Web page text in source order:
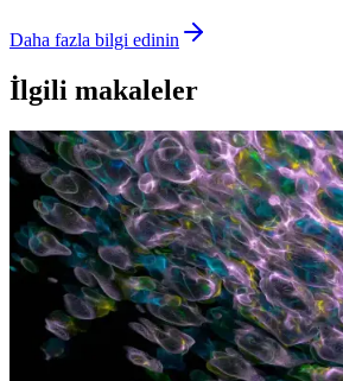
Daha fazla bilgi edinin
İlgili makaleler